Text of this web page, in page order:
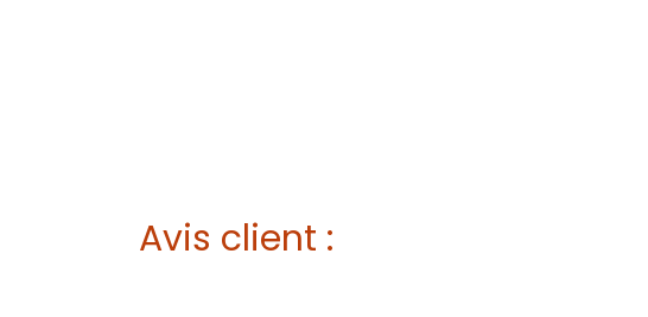
Avis client :